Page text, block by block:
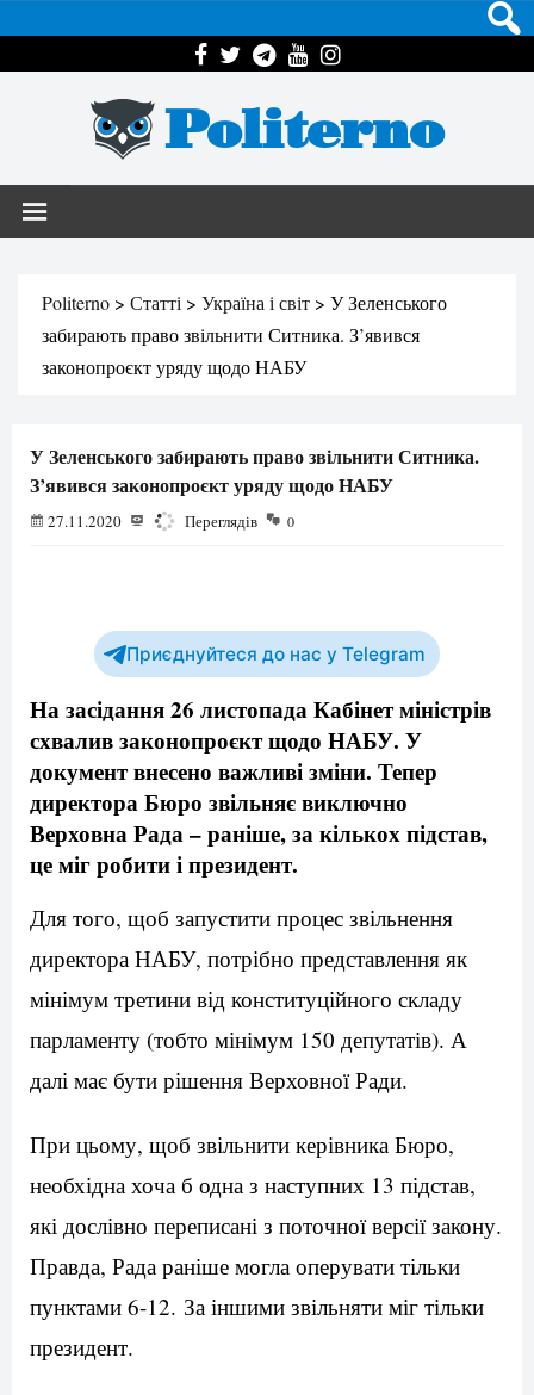
Politerno
Politerno > Статті > Україна і світ > У Зеленського
забирають право звільнити Ситника. З’явився
законопроєкт уряду щодо НАБУ
У Зеленського забирають право звільнити Ситника.
З’явився законопроєкт уряду щодо НАБУ
27.11.2020 1388 Переглядів 0
Приєднуйтеся до нас у Telegram
На засідання 26 листопада Кабінет міністрів
схвалив законопроєкт щодо НАБУ. У
документ внесено важливі зміни. Тепер
директора Бюро звільняє виключно
Верховна Рада – раніше, за кількох підстав,
це міг робити і президент.
Для того, щоб запустити процес звільнення
директора НАБУ, потрібно представлення як
мінімум третини від конституційного складу
парламенту (тобто мінімум 150 депутатів). А
далі має бути рішення Верховної Ради.
При цьому, щоб звільнити керівника Бюро,
необхідна хоча б одна з наступних 13 підстав,
які дослівно переписані з поточної версії закону.
Правда, Рада раніше могла оперувати тільки
пунктами 6-12. За іншими звільняти міг тільки
президент.